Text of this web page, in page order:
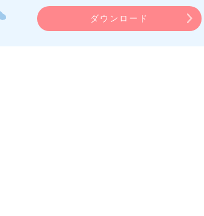
ダウンロード